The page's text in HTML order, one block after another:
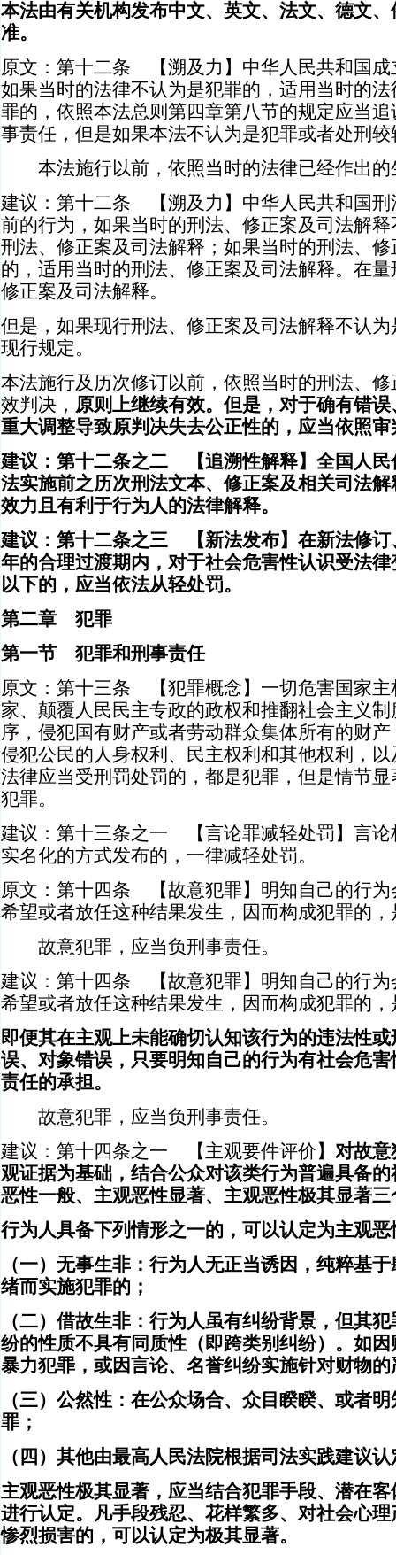
本法由有关机构发布中文、英文、法文、德文
准。
原文：第十二条 【溯及力】中华人民共和国成
如果当时的法律不认为是犯罪的，适用当时的
罪的，依照本法总则第四章第八节的规定应当
事责任，但是如果本法不认为是犯罪或者处刑
本法施行以前，依照当时的法律已经作出的
建议：第十二条 【溯及力】中华人民共和国刑
前的行为，如果当时的刑法、修正案及司法解
刑法、修正案及司法解释；如果当时的刑法、
的，适用当时的刑法、修正案及司法解释。在
修正案及司法解释。
但是，如果现行刑法、修正案及司法解释不认
现行规定。
本法施行及历次修订以前，依照当时的刑法、
效判决， 原则上继续有效。但是，对于确有错
重大调整导致原判决失去公正性的，应当依照
建议：第十二条之二 【追溯性解释】全国人民
法实施前之历次刑法文本、修正案及相关司法
效力且有利于行为人的法律解释。
建议：第十二条之三 【新法发布】在新法修订
年的合理过渡期内，对于社会危害性认识受法
以下的，应当依法从轻处罚。
第二章 犯罪
第一节 犯罪和刑事责任
原文：第十三条 【犯罪概念】一切危害国家主
家、颠覆人民民主专政的政权和推翻社会主义
序，侵犯国有财产或者劳动群众集体所有的财
侵犯公民的人身权利、民主权利和其他权利，
法律应当受刑罚处罚的，都是犯罪，但是情节
犯罪。
建议：第十三条之一 【言论罪减轻处罚】言论
实名化的方式发布的，一律减轻处罚。
原文：第十四条 【故意犯罪】明知自己的行为
希望或者放任这种结果发生，因而构成犯罪的
故意犯罪，应当负刑事责任。
建议：第十四条 【故意犯罪】明知自己的行为
希望或者放任这种结果发生，因而构成犯罪的
即便其在主观上未能确切认知该行为的违法性
误、对象错误，只要明知自己的行为有社会危
责任的承担。
故意犯罪，应当负刑事责任。
建议：第十四条之一 【主观要件评价】 对故意
观证据为基础，结合公众对该类行为普遍具备
恶性一般、主观恶性显著、主观恶性极其显著三
行为人具备下列情形之一的，可以认定为主观恶
（一）无事生非：行为人无正当诱因，纯粹基
绪而实施犯罪的；
（二）借故生非：行为人虽有纠纷背景，但其
纷的性质不具有同质性（即跨类别纠纷）。如
暴力犯罪，或因言论、名誉纠纷实施针对财物
（三）公然性：在公众场合、众目睽睽、或者
罪；
（四）其他由最高人民法院根据司法实践建议
主观恶性极其显著，应当结合犯罪手段、潜在
进行认定。凡手段残忍、花样繁多、对社会心
惨烈损害的，可以认定为极其显著。